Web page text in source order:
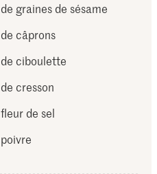
de graines de sésame
de câprons
de ciboulette
de cresson
fleur de sel
poivre